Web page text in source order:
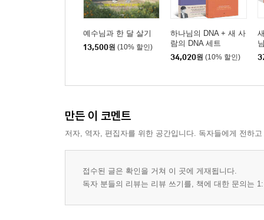
예수님과 한 달 살기
13,500원 (10% 할인)
하나님의 DNA + 새 사
람의 DNA 세트
34,020원 (10% 할인)
만든 이 코멘트
저자, 역자, 편집자를 위한 공간입니다. 독자들에게 전하
접수된 글은 확인을 거쳐 이 곳에 게재됩니다.
독자 분들의 리뷰는 리뷰 쓰기를, 책에 대한 문의는